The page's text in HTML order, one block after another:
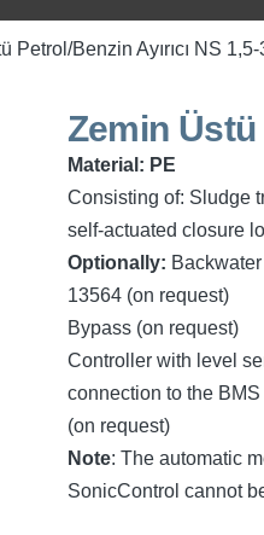
Petrol/Benzin Ayırıcı NS 1,5-
Zemin Üstü
Material: PE
Consisting of: Sludge
self-actuated closure
Optionally:
13564 (on request)
Bypass (on request)
Controller with level
connection to the BMS
(on request)
Note: The automatic
SonicControl cannot